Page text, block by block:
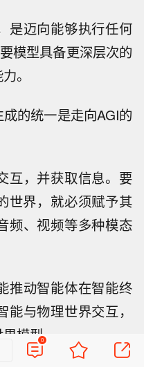
是迈向能够执行任何
模型具备更深层次的
。
的统一是走向AGI的
互，并获取信息。要
世界，就必须赋予其
频、视频等多种模态
推动智能体在智能终
与物理世界交互，
模型。
0